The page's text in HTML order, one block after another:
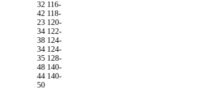
32 116-
42 118-
23 120-
34 122-
38 124-
34 124-
35 128-
48 140-
44 140-
50